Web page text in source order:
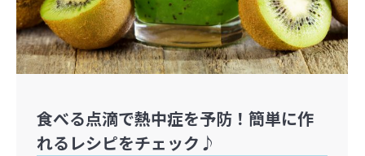
食べる点滴で熱中症を予防！簡単に作
れるレシピをチェック♪